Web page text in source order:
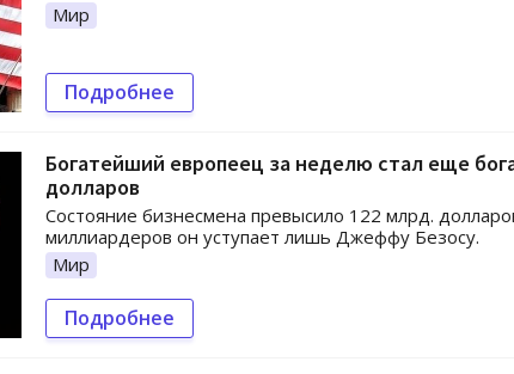
Мир
Подробнее
Богатейший европеец за неделю стал еще
долларов
Состояние бизнесмена превысило 122 млрд.
миллиардеров он уступает лишь Джеффу Безосу.
Мир
Подробнее